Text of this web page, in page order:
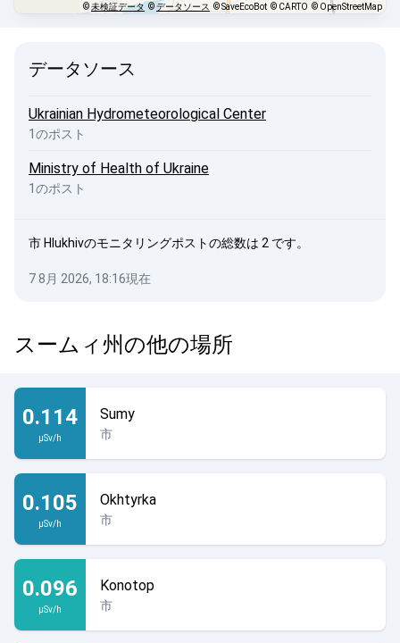
©未検証データ ©データソース © SaveEcoBot © CARTO © OpenStreetMap
データソース
Ukrainian Hydrometeorological Center
1のポスト
Ministry of Health of Ukraine
1のポスト
市 Hlukhivのモニタリングポストの総数は 2 です。
7 8月 2026, 18:16現在
スームィ州の他の場所
0.114
µSv/h
Sumy
市
0.105
µSv/h
Okhtyrka
市
0.096
µSv/h
Konotop
市